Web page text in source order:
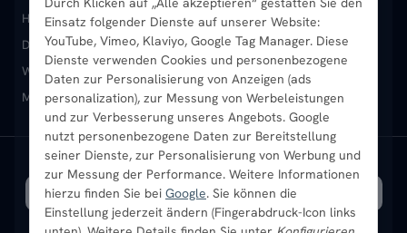
Einsatz folgender Dienste auf unserer Website:
YouTube, Vimeo, Klaviyo, Google Tag Manager. Diese
Dienste verwenden Cookies und personenbezogene
Daten zur Personalisierung von Anzeigen (ads
personalization), zur Messung von Werbeleistungen
und zur Verbesserung unseres Angebots. Google
nutzt personenbezogene Daten zur Bereitstellung
seiner Dienste, zur Personalisierung von Werbung und
zur Messung der Performance. Weitere Informationen
hierzu finden Sie bei Google. Sie können die
Einstellung jederzeit ändern (Fingerabdruck-Icon links
Vertikal-Heizkörper
Heizkörper-Zubehör
Garantie & Gewährleistung
Montageservice vor Ort
Sendung verfolgen
B2B-Kunden
Karriere
Ratgeber
Bestpreisgarantie
Merkliste
Newsletter
Aktuelle Angebote
Heizkörper kaufenBadheizkörperHandtuchheizkörper
Design-HeizkörperPaneelheizkörperVertikal-Heizkörper
Wandheizkörper Wohnraum-Heizkörper Badheizkörper Schwarz
Mischbetrieb-HeizkörperHeizkörper-ZubehörAktuelle Angebote
SICHERE ZAHLUNG VERSAND MIT